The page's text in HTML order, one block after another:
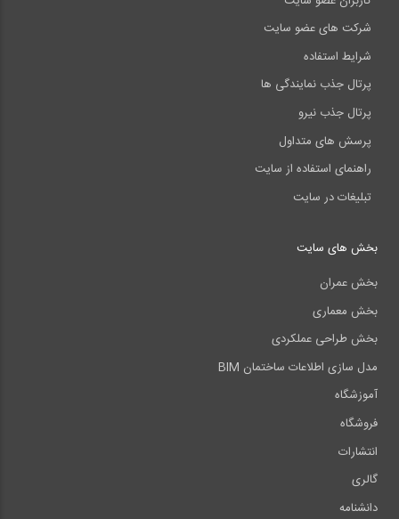
شرکت های عضو سایت
شرایط استفاده
پرتال جذب نمایندگی ها
پرتال جذب نیرو
پرسش های متداول
راهنمای استفاده از سایت
تبلیغات در سایت
بخش های سایت
بخش عمران
بخش معماری
بخش طراحی عملکردی
مدل سازی اطلاعات ساختمان BIM
آموزشگاه
فروشگاه
انتشارات
گالری
دانشنامه